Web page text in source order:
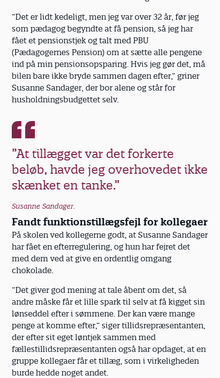
”Det er lidt kedeligt, men jeg var over 32 år, før jeg
som pædagog begyndte at få pension, så jeg har
fået et pensionstjek og talt med PBU
(Pædagogernes Pension) om at sætte alle pengene
ind på min pensionsopsparing. Hvis jeg gør det, må
bilen bare ikke bryde sammen dagen efter,” griner
Susanne Sandager, der bor alene og står for
husholdningsbudgettet selv.
”At tillægget var det forkerte
beløb, havde jeg overhovedet ikke
skænket en tanke.”
Susanne Sandager.
Fandt funktionstillægsfejl for kollegaer
På skolen ved kollegerne godt, at Susanne Sandager
har fået en efterregulering, og hun har fejret det
med dem ved at give en ordentlig omgang
chokolade.
”Det giver god mening at tale åbent om det, så
andre måske får et lille spark til selv at få kigget sin
lønseddel efter i sømmene. Der kan være mange
penge at komme efter,” siger tillidsrepræsentanten,
der efter sit eget løntjek sammen med
fællestillidsrepræsentanten også har opdaget, at en
gruppe kollegaer får et tillæg, som i virkeligheden
burde hedde noget andet.